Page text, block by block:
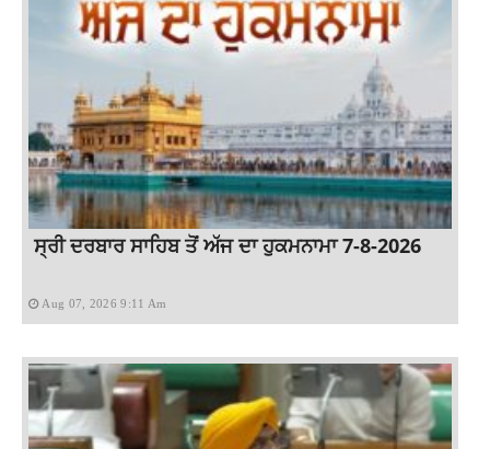
ਸ੍ਰੀ ਦਰਬਾਰ ਸਾਹਿਬ ਤੋਂ ਅੱਜ ਦਾ ਹੁਕਮਨਾਮਾ 7-8-2026
Aug 07, 2026 9:11 Am